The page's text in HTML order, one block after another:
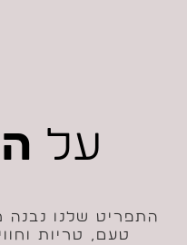
על
התפריט שלנו נבנה
טעם, טריות